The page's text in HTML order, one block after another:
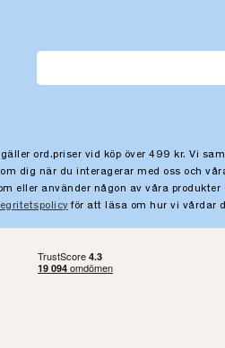
gäller ord.priser vid köp över 499 kr. Vi
dig när du interagerar med oss och
eller använder någon av våra produkter
för att läsa om hur vi vårdar